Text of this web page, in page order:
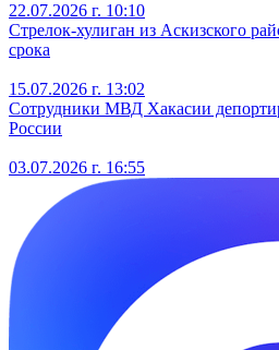
22.07.2026 г. 10:10
Стрелок-хулиган из Аскизского
срока
15.07.2026 г. 13:02
Сотрудники МВД Хакасии
России
03.07.2026 г. 16:55